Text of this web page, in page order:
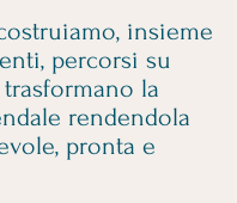
insieme
percorsi su
la
rendendola
pronta e